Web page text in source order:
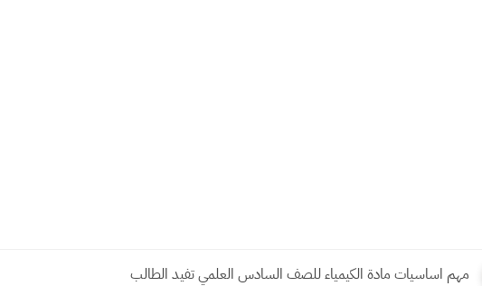
مهم اساسيات مادة الكيمياء للصف السادس العلمي تفيد الطالب